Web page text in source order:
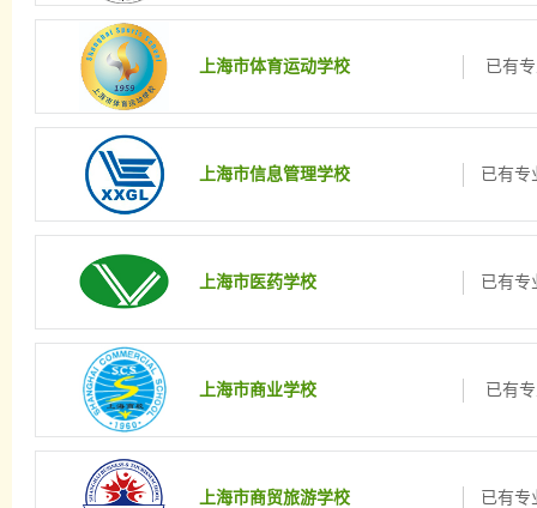
上海市体育运动学校 已有
上海市信息管理学校 已有专
上海市医药学校 已有专
上海市商业学校 已有
上海市商贸旅游学校 已有专